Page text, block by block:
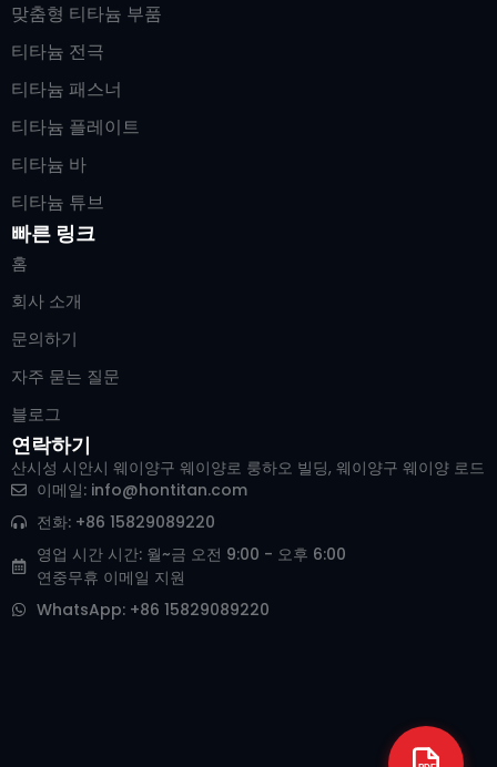
맞춤형 티타늄 부품
티타늄 전극
티타늄 패스너
티타늄 플레이트
티타늄 바
티타늄 튜브
빠른 링크
홈
회사 소개
문의하기
자주 묻는 질문
블로그
연락하기
산시성 시안시 웨이양구 웨이양로 룽하오 빌딩, 웨이양구 웨이양 로드
이메일: info@hontitan.com
전화: +86 15829089220
영업 시간 시간: 월~금 오전 9:00 - 오후 6:00
연중무휴 이메일 지원
WhatsApp: +86 15829089220
Portuguese
German
Russian
Italian
Arabic